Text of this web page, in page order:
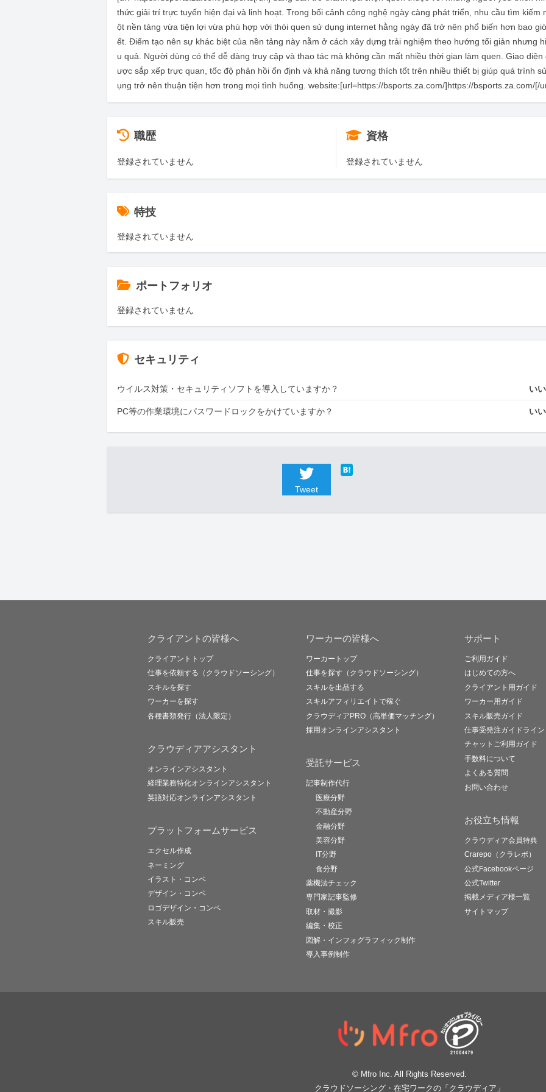
thức giải trí trực tuyến hiện đại và linh hoạt. Trong bối cảnh công nghệ ngày càng phát triển, nhu cầu tìm kiếm
ột nền tảng vừa tiện lợi vừa phù hợp với thói quen sử dụng internet hằng ngày đã trở nên phổ biến hơn bao
ết. Điểm tạo nên sự khác biệt của nền tảng này nằm ở cách xây dựng trải nghiệm theo hướng tối giản nhưng
u quả. Người dùng có thể dễ dàng truy cập và thao tác mà không cần mất nhiều thời gian làm quen. Giao diện
ược sắp xếp trực quan, tốc độ phản hồi ổn định và khả năng tương thích tốt trên nhiều thiết bị giúp quá trình
ụng trở nên thuận tiện hơn trong mọi tình huống. website:[url=https://bsports.za.com/]https://bsports.za.com/[/
職歴
登録されていません
資格
登録されていません
特技
登録されていません
ポートフォリオ
登録されていません
セキュリティ
ウイルス対策・セキュリティソフトを導入していますか？ い
PC等の作業環境にパスワードロックをかけていますか？ い
Tweet
クライアントの皆様へ
クライアントトップ
仕事を依頼する（クラウドソーシング）
スキルを探す
ワーカーを探す
各種書類発行（法人限定）
クラウディアアシスタント
オンラインアシスタント
経理業務特化オンラインアシスタント
英語対応オンラインアシスタント
プラットフォームサービス
エクセル作成
ネーミング
イラスト・コンペ
デザイン・コンペ
ロゴデザイン・コンペ
スキル販売
ワーカーの皆様へ
ワーカートップ
仕事を探す（クラウドソーシング）
スキルを出品する
スキルアフィリエイトで稼ぐ
クラウディアPRO（高単価マッチング）
採用オンラインアシスタント
受託サービス
記事制作代行
医療分野
不動産分野
金融分野
美容分野
IT分野
食分野
薬機法チェック
専門家記事監修
取材・撮影
編集・校正
図解・インフォグラフィック制作
導入事例制作
サポート
ご利用ガイド
はじめての方へ
クライアント用ガイド
ワーカー用ガイド
スキル販売ガイド
仕事受発注ガイドライン
チャットご利用ガイド
手数料について
よくある質問
お問い合わせ
お役立ち情報
クラウディア会員特典
Crarepo（クラレポ）
公式Facebookページ
公式Twitter
掲載メディア様一覧
サイトマップ
© Mfro Inc. All Rights Reserved.
クラウドソーシング・在宅ワークの「クラウディア」